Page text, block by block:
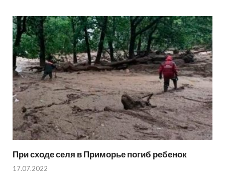
При сходе селя в Приморье погиб ребенок
17.07.2022